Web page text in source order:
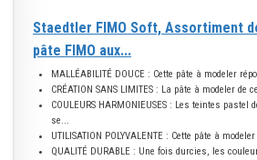
Staedtler FIMO Soft, Assortiment
pâte FIMO aux...
MALLÉABILITÉ DOUCE : Cette pâte à modeler
CRÉATION SANS LIMITES : La pâte à modeler de
COULEURS HARMONIEUSES : Les teintes pastel
se...
UTILISATION POLYVALENTE : Cette pâte à
QUALITÉ DURABLE : Une fois durcies, les